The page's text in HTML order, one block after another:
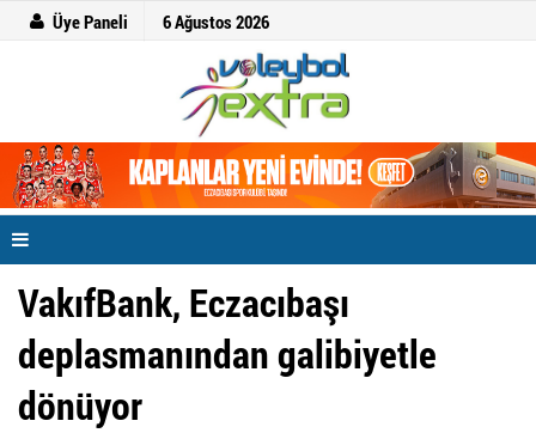
Üye Paneli 6 Ağustos 2026
VakıfBank, Eczacıbaşı
deplasmanından galibiyetle
dönüyor